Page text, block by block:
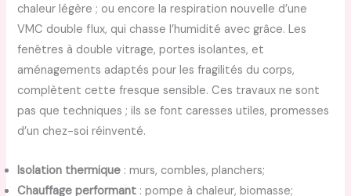
chaleur légère ; ou encore la respiration nouvelle d’une
VMC double flux, qui chasse l’humidité avec grâce. Les
fenêtres à double vitrage, portes isolantes, et
aménagements adaptés pour les fragilités du corps,
complètent cette fresque sensible. Ces travaux ne sont
pas que techniques ; ils se font caresses utiles, promesses
d’un chez-soi réinventé.
Isolation thermique : murs, combles, planchers;
Chauffage performant : pompe à chaleur, biomasse;